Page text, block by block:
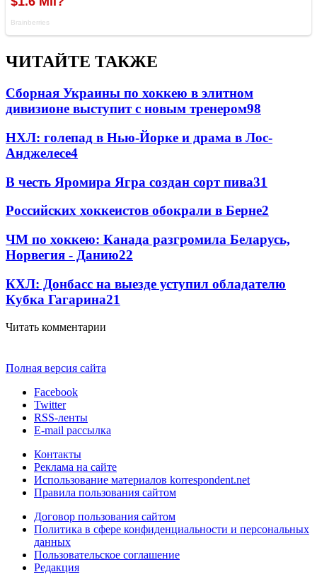
ЧИТАЙТЕ ТАКЖЕ
Сборная Украины по хоккею в элитном
дивизионе выступит с новым тренером98
НХЛ: голепад в Нью-Йорке и драма в Лос-
Анджелесе4
В честь Яромира Ягра создан сорт пива31
Российских хоккеистов обокрали в Берне2
ЧМ по хоккею: Канада разгромила Беларусь,
Норвегия - Данию22
КХЛ: Донбасс на выезде уступил обладателю
Кубка Гагарина21
Читать комментарии
Полная версия сайта
Facebook
Twitter
RSS-ленты
E-mail рассылка
Контакты
Реклама на сайте
Использование материалов korrespondent.net
Правила пользования сайтом
Договор пользования сайтом
Политика в сфере конфиденциальности и персональных
данных
Пользовательское соглашение
Редакция